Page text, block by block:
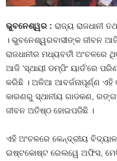
ଭୁବନେଶ୍ୱର : ରାଜ୍ୟ ରାଜଧାନୀ
। ଭୁବନେଶ୍ୱରବାସୀଙ୍କ ଜୀବନ
ରାଜଧାନୀର ମଧ୍ୟବର୍ତୀ ଅଂଚଳରେ
ଆଜି ‘ସ୍ଥାୟୀ ଡମ୍ପିଂ ୟାର୍ଡ’ରେ
କରିଛି । ଅଳିଆ ଆବର୍ଜନାପୂର୍ଣ୍ଣ ଏହି
କାରଣରୁ ସ୍ଥାନୀୟ ଗାଡକଣ,
ଜୀବନ ଅତିଷ୍ଠ ହୋଇପଡିଛି ।
ଏହି ଅଂଚଳରେ କେନ୍ଦ୍ରୀୟ
ଇଷ୍ଟକୋଷ୍ଟ ରେଲୱେ ଅଫିସ,